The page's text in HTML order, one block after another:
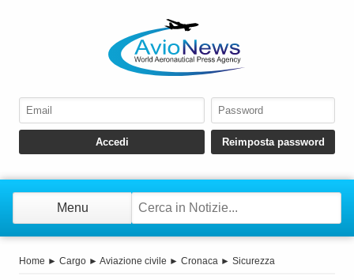
Menu
Home ► Cargo ► Aviazione civile ► Cronaca ► Sicurezza